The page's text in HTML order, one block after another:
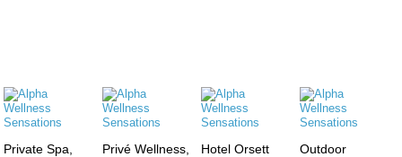
Private Spa,
Privé Wellness,
Hotel Orsett
Outdoor